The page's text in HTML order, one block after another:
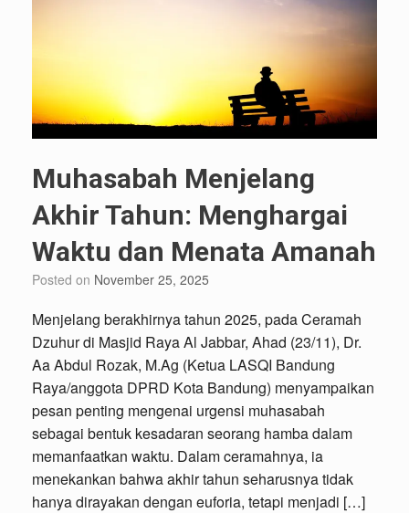
Muhasabah Menjelang
Akhir Tahun: Menghargai
Waktu dan Menata Amanah
Posted on November 25, 2025
Menjelang berakhirnya tahun 2025, pada Ceramah
Dzuhur di Masjid Raya Al Jabbar, Ahad (23/11), Dr.
Aa Abdul Rozak, M.Ag (Ketua LASQI Bandung
Raya/anggota DPRD Kota Bandung) menyampaikan
pesan penting mengenai urgensi muhasabah
sebagai bentuk kesadaran seorang hamba dalam
memanfaatkan waktu. Dalam ceramahnya, ia
menekankan bahwa akhir tahun seharusnya tidak
hanya dirayakan dengan euforia, tetapi menjadi […]